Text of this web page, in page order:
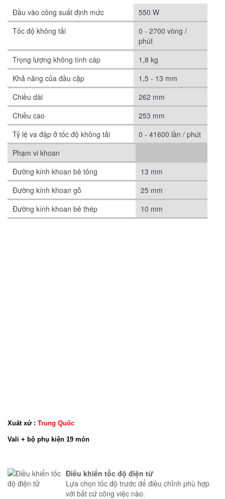
Đầu vào công suất định mức
550 W
Tốc độ không tải
0 - 2700 vòng /
phút
Trọng lượng không tính cáp
1,8 kg
Khả năng của đầu cặp
1,5 - 13 mm
Chiều dài
262 mm
Chiều cao
253 mm
Tỷ lệ va đập ở tốc độ không tải
0 - 41600 lần / phút
Phạm vi khoan
Đường kính khoan bê tông
13 mm
Đường kính khoan gỗ
25 mm
Đường kính khoan bê thép
10 mm
Xuất xứ : Trung Quốc
Vali + bộ phụ kiện 19 món
Điều khiển tốc độ điện tử
Lựa chọn tốc độ trước để điều chỉnh phù hợp
với bất cứ công việc nào.